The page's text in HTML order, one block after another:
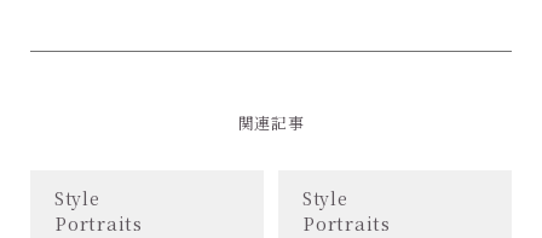
関連記事
Style
Portraits
Style
Portraits